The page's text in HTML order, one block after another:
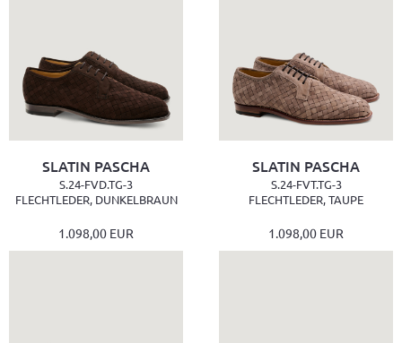
SLATIN PASCHA
S.24-FVD.TG-3
FLECHTLEDER, DUNKELBRAUN
1.098,00 EUR
SLATIN PASCHA
S.24-FVT.TG-3
FLECHTLEDER, TAUPE
1.098,00 EUR